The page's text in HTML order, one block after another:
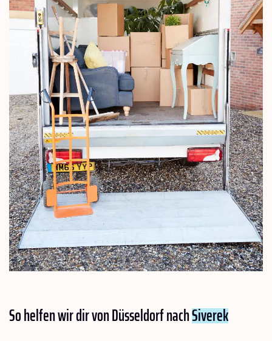
So helfen wir dir von Düsseldorf nachSiverek